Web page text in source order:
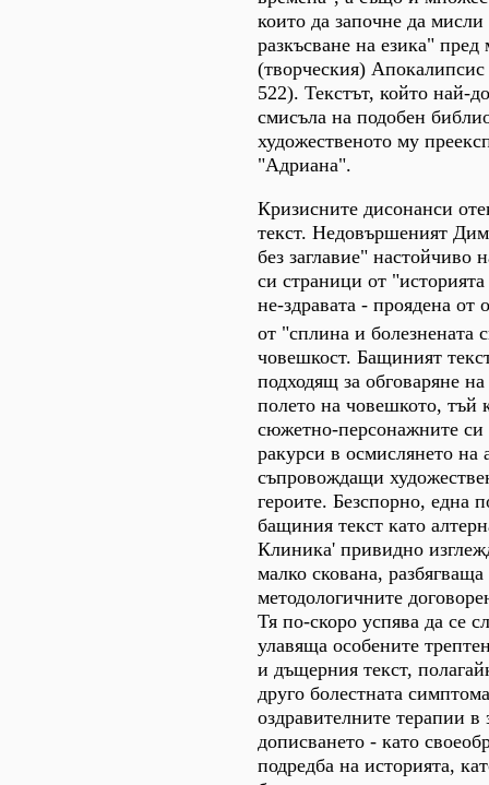
които да започне да
разкъсване на езика"
(творческия)
522). Текстът, който най-
смисъла на подобен
художественото му
"Адриана".
Кризисните дисонанси
текст. Недовършеният
без заглавие" настойчиво
си страници от
не-здравата - проядена от
от "сплина и болезнената
човешкост. Бащиният
подходящ за обговаряне
полето на човешкото, тъй
сюжетно-персонажните си
ракурси в осмислянето на
съпровождащи
героите. Безспорно, една
бащиния текст като
Клиника' привидно
малко скована, разбягваща
методологичните
Тя по-скоро успява да се
улавяща особените
и дъщерния текст,
друго болестната
оздравителните терапии в
дописването - като
подредба на историята,